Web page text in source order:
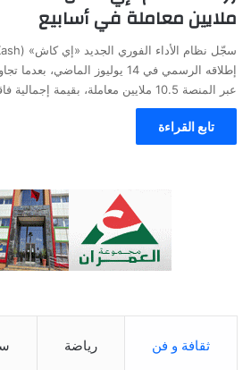
ملايين معاملة في أسابيع
إطلاقه الرسمي في 14 يوليوز
عبر المنصة 10.5 ملايين معاملة، بقيمة إجمالية فاقت 960 مليار فرنك…
تابع القراءة
ثقافة و فن رياضة